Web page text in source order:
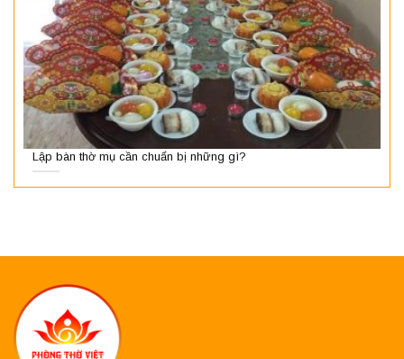
Lập bàn thờ mụ cần chuẩn bị những gì?